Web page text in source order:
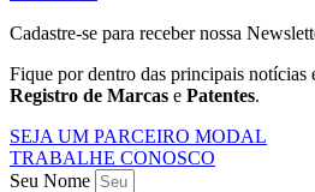
Cadastre-se para receber nossa
Fique por dentro das principais notícias
Registro de Marcas e Patentes.
SEJA UM PARCEIRO MODAL
TRABALHE CONOSCO
Seu Nome